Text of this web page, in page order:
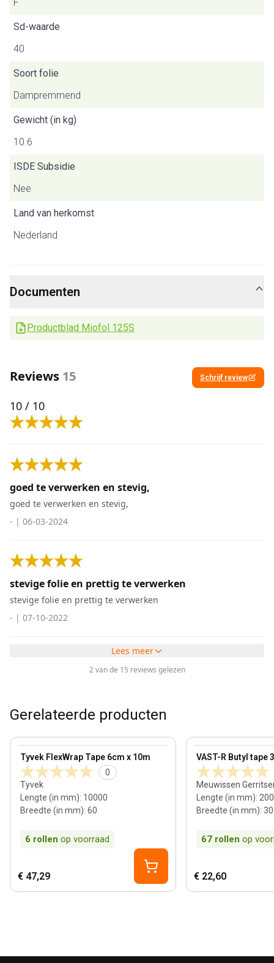
Sd-waarde
40
Soort folie
Dampremmend
Gewicht (in kg)
10.6
ISDE Subsidie
Nee
Land van herkomst
Nederland
Documenten
Productblad Miofol 125S
Reviews 15 Schrijf review
10 / 10
goed te verwerken en stevig,
goed te verwerken en stevig,
- | 06-03-2024
stevige folie en prettig te verwerken
stevige folie en prettig te verwerken
- | 07-10-2022
Lees meer
2 van de 15 reviews gelezen
Gerelateerde producten
Tyvek FlexWrap Tape 6cm x 10m
0
Tyvek
Lengte (in mm): 10000
Breedte (in mm): 60
6 rollen op voorraad
View product
€ 47,29
VAST-R Butyl tape
Meuwissen
Lengte (in mm):
Breedte (in mm): 30
67 rollen op
View product
€ 22,60